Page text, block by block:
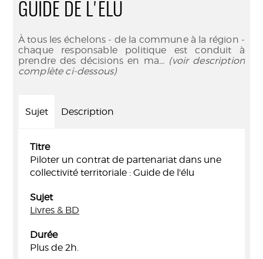
GUIDE DE L'ÉLU
À tous les échelons - de la commune à la région -
chaque responsable politique est conduit à
prendre des décisions en ma... (voir description
complète ci-dessous)
Sujet Description
Titre
Piloter un contrat de partenariat dans une
collectivité territoriale : Guide de l'élu
Sujet
Livres & BD
Durée
Plus de 2h.